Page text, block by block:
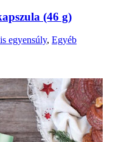
(46 g)
egyensúly, Egyéb